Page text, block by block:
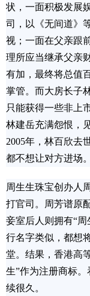
状，一面积极发展
司，以《无间道》
视；一面在父亲跟
理所应当继承父亲
有加，最终将总值
掌管。而大房长子
只能获得一些非上
林建岳充满怨恨，
2005年，林百欣去
都不想让对方进场。
周生生珠宝创办人
打官司。周芳谱原
妾室后人则拥有“
行名字类似，都想
堂。结果，香港高
生”作为注册商标
续很久。